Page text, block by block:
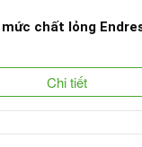
chất lỏng
Chi tiết